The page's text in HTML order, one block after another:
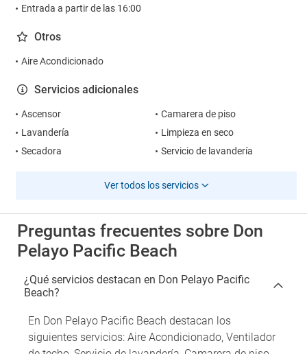
Entrada a partir de las 16:00
Otros
Aire Acondicionado
Servicios adicionales
Ascensor
Camarera de piso
Lavandería
Limpieza en seco
Secadora
Servicio de lavandería
Ver todos los servicios
Preguntas frecuentes sobre Don
Pelayo Pacific Beach
¿Qué servicios destacan en Don Pelayo Pacific
Beach?
En Don Pelayo Pacific Beach destacan los
siguientes servicios: Aire Acondicionado, Ventilador